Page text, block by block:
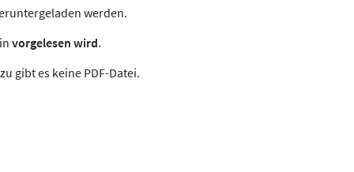
werden.
vorgelesen wird.
gibt es keine PDF-Datei.